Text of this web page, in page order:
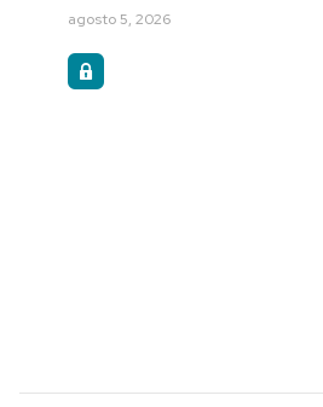
agosto 5, 2026